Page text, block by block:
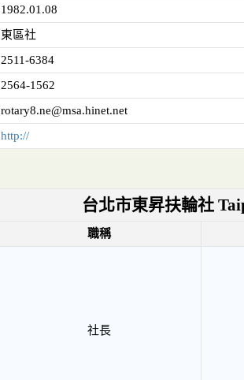
1982.01.08
東區社
2511-6384
2564-1562
rotary8.ne@msa.hinet.net
http://
台北市東昇扶輪社
職稱
社長